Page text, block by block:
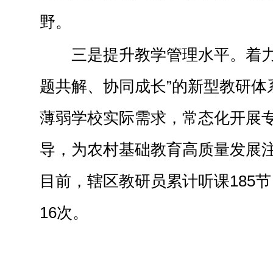
野。
三是提升教学管理水平。着
题共解、协同成长”的新型教研
薄弱学校实际需求，常态化开展
导，为农村基础教育高质量发展
目前，辖区教研员累计听课185
16次。